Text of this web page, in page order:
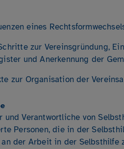
eines
zur Vereinsgründung,
und Anerkennung der
zur Organisation der
und Verantwortliche von
Personen, die in der
der Arbeit in der Selbsthilfe